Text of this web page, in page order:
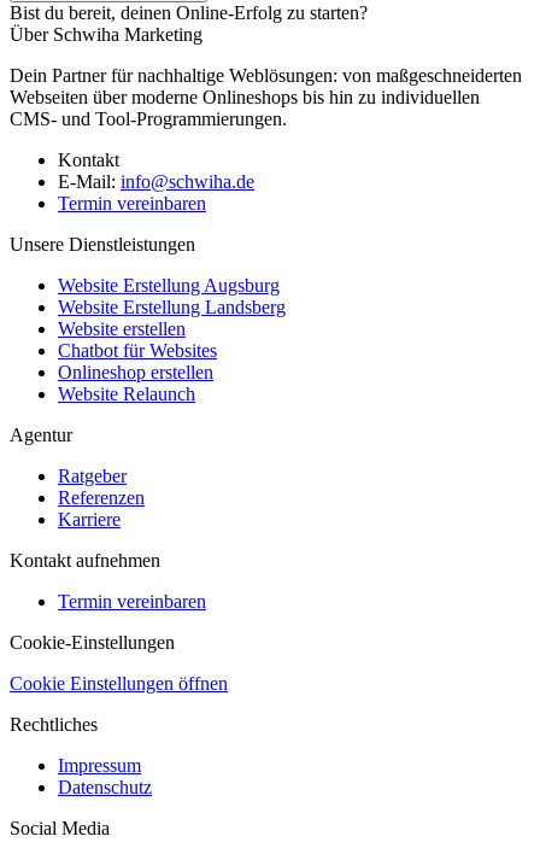
Bist du bereit, deinen Online-Erfolg zu starten?
Über Schwiha Marketing
Dein Partner für nachhaltige Weblösungen: von maßgeschneiderten
Webseiten über moderne Onlineshops bis hin zu individuellen
CMS- und Tool-Programmierungen.
Kontakt
E-Mail: info@schwiha.de
Termin vereinbaren
Unsere Dienstleistungen
Website Erstellung Augsburg
Website Erstellung Landsberg
Website erstellen
Chatbot für Websites
Onlineshop erstellen
Website Relaunch
Agentur
Ratgeber
Referenzen
Karriere
Kontakt aufnehmen
Termin vereinbaren
Cookie-Einstellungen
Cookie Einstellungen öffnen
Rechtliches
Impressum
Datenschutz
Social Media